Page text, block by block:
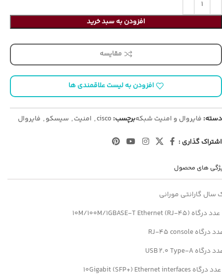
افزودن به سبد خرید
مقایسه
افزودن به لیست علاقمندی ها
دسته: فایروال و امنیت شبکهبرچسب: cisco
, امنیت, سیسکو, فایروال
اشتراک گذاری :
های محصول
سال گارانتی مورانی